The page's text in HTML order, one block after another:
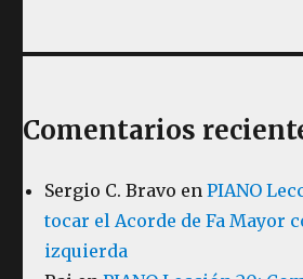
Comentarios
Sergio C. Bravo en PIANO
tocar el Acorde de Fa Mayor
izquierda